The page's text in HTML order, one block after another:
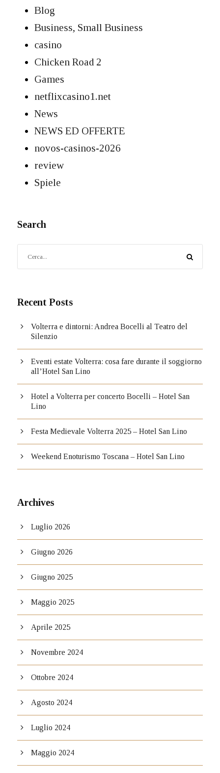
Blog
Business, Small Business
casino
Chicken Road 2
Games
netflixcasino1.net
News
NEWS ED OFFERTE
novos-casinos-2026
review
Spiele
Search
Recent Posts
Volterra e dintorni: Andrea Bocelli al Teatro del
Silenzio
Eventi estate Volterra: cosa fare durante il soggiorno
all’Hotel San Lino
Hotel a Volterra per concerto Bocelli – Hotel San
Lino
Festa Medievale Volterra 2025 – Hotel San Lino
Weekend Enoturismo Toscana – Hotel San Lino
Archives
Luglio 2026
Giugno 2026
Giugno 2025
Maggio 2025
Aprile 2025
Novembre 2024
Ottobre 2024
Agosto 2024
Luglio 2024
Maggio 2024